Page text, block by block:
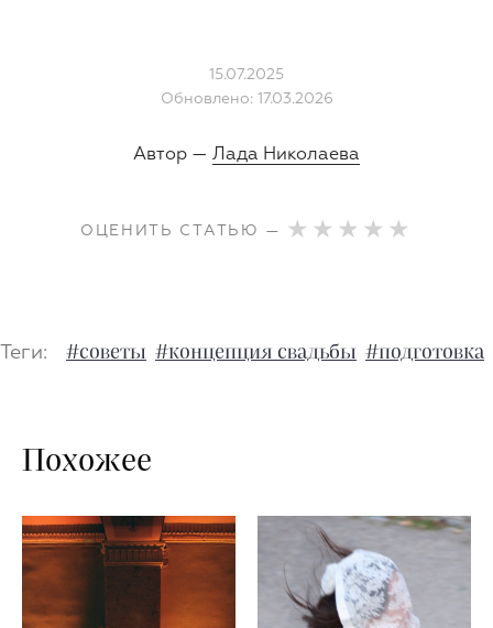
15.07.2025
Обновлено: 17.03.2026
Автор — Лада Николаева
ОЦЕНИТЬ СТАТЬЮ —
Теги: #советы #концепция свадьбы #подготовка
Похожее